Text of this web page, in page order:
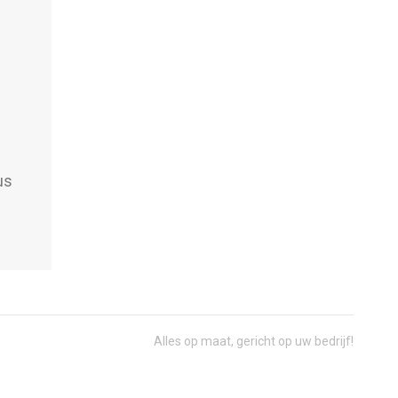
Alles op maat, gericht op uw bedrijf!